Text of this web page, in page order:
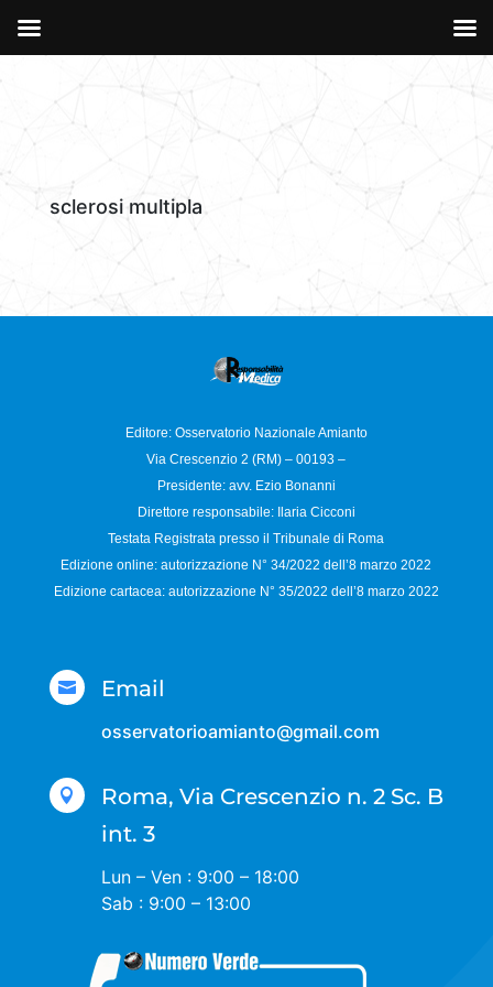
sclerosi multipla
Editore: Osservatorio Nazionale Amianto
Via Crescenzio 2 (RM) – 00193 –
Presidente: avv. Ezio Bonanni
Direttore responsabile:
Ilaria Cicconi
Testata Registrata presso il Tribunale di Roma
Edizione online: autorizzazione N°34/2022 dell’8 marzo 2022
Edizione cartacea: autorizzazione N° 35/2022 dell’8 marzo 2022
 Email
osservatorioamianto@gmail.com

Roma, Via Crescenzio n. 2 Sc. B
int. 3
Lun – Ven : 9:00 – 18:00
Sab : 9:00 – 13:00